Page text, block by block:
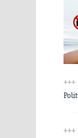
+++
+++